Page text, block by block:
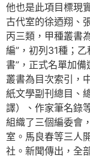
他也是此項目標現
古代室的徐迺翔、
丙三類，甲種叢書
編”，初列31種；
書”，正式名單加
叢書為目次索引，
紙文學副刊總目、
譯）、作家筆名錄
組織了三個編委會
室。馬良春等三人
社。新聞傳出，全